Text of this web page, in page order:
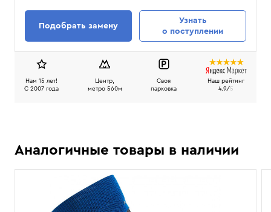
Подобрать замену
Узнать
о поступлении
Нам 15 лет!
C 2007 года
Центр,
метро 560м
Своя
парковка
Наш рейтинг
4.9/5
Аналогичные товары в наличии